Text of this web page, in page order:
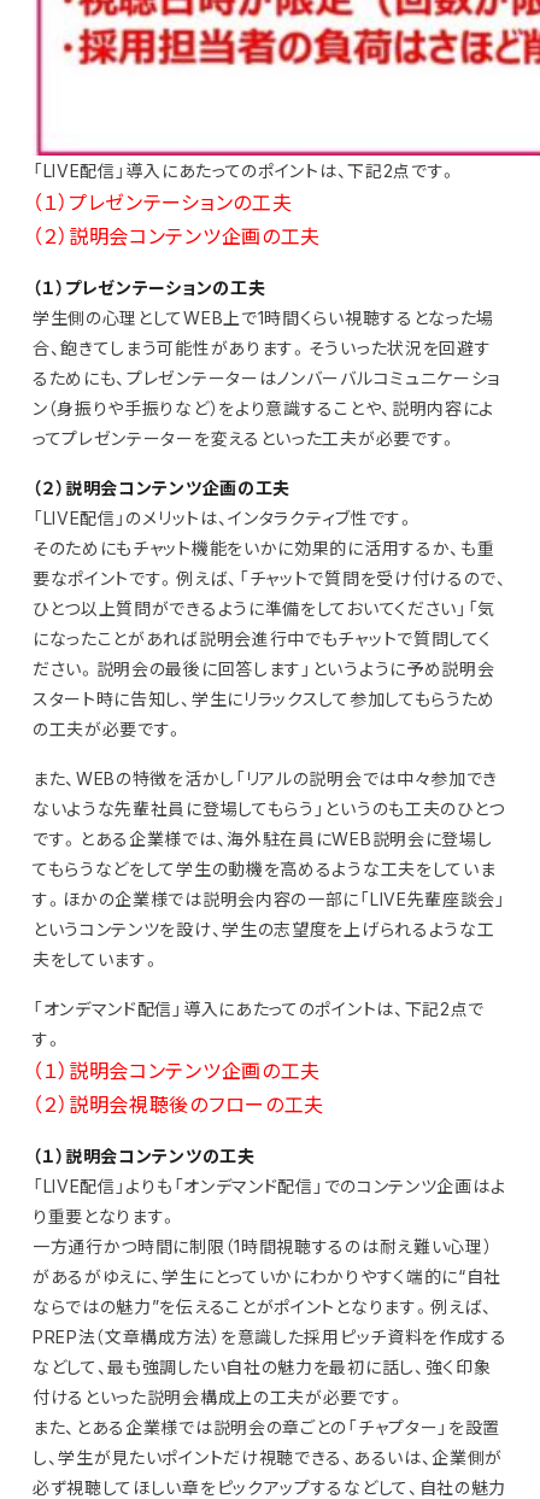
「LIVE配信」導入にあたってのポイントは、下記2点です。
（１）プレゼンテーションの工夫
（２）説明会コンテンツ企画の工夫
（１）プレゼンテーションの工夫
学生側の心理としてWEB上で1時間くらい視聴するとなった場
合、飽きてしまう可能性があります。そういった状況を回避す
るためにも、プレゼンテーターはノンバーバルコミュニケーショ
ン（身振りや手振りなど）をより意識することや、説明内容によ
ってプレゼンテーターを変えるといった工夫が必要です。
（２）説明会コンテンツ企画の工夫
「LIVE配信」のメリットは、インタラクティブ性です。
そのためにもチャット機能をいかに効果的に活用するか、も重
要なポイントです。例えば、「チャットで質問を受け付けるので、
ひとつ以上質問ができるように準備をしておいてください」「気
になったことがあれば説明会進行中でもチャットで質問してく
ださい。説明会の最後に回答します」というように予め説明会
スタート時に告知し、学生にリラックスして参加してもらうため
の工夫が必要です。
また、WEBの特徴を活かし「リアルの説明会では中々参加でき
ないような先輩社員に登場してもらう」というのも工夫のひとつ
です。とある企業様では、海外駐在員にWEB説明会に登場し
てもらうなどをして学生の動機を高めるような工夫をしていま
す。ほかの企業様では説明会内容の一部に「LIVE先輩座談会」
というコンテンツを設け、学生の志望度を上げられるような工
夫をしています。
「オンデマンド配信」導入にあたってのポイントは、下記2点で
す。
（１）説明会コンテンツ企画の工夫
（２）説明会視聴後のフローの工夫
（１）説明会コンテンツの工夫
「LIVE配信」よりも「オンデマンド配信」でのコンテンツ企画はよ
り重要となります。
一方通行かつ時間に制限（1時間視聴するのは耐え難い心理）
があるがゆえに、学生にとっていかにわかりやすく端的に“自社
ならではの魅力”を伝えることがポイントとなります。例えば、
PREP法（文章構成方法）を意識した採用ピッチ資料を作成する
などして、最も強調したい自社の魅力を最初に話し、強く印象
付けるといった説明会構成上の工夫が必要です。
また、とある企業様では説明会の章ごとの「チャプター」を設置
し、学生が見たいポイントだけ視聴できる、あるいは、企業側が
必ず視聴してほしい章をピックアップするなどして、自社の魅力